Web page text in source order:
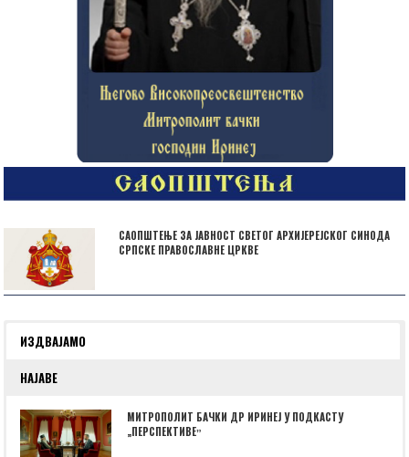
САОПШТЕЊЕ ЗА ЈАВНОСТ СВЕТОГ АРХИЈЕРЕЈСКОГ СИНОДА
СРПСКЕ ПРАВОСЛАВНЕ ЦРКВЕ
ИЗДВАЈАМО
НАЈАВЕ
МИТРОПОЛИТ БАЧКИ ДР ИРИНЕЈ У ПОДКАСТУ
„ПЕРСПЕКТИВЕˮ